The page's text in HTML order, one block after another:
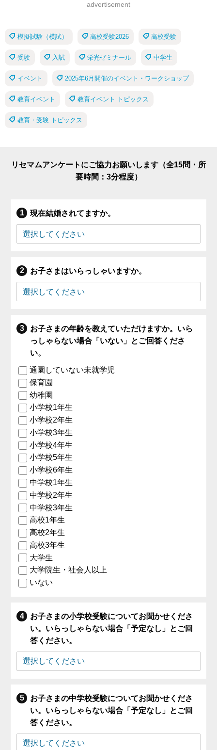
advertisement
模擬試験（模試） 高校受験2026 高校受験
受験 入試 栄光ゼミナール 中学生
イベント 2025年6月開催のイベント・ワークショップ
教育イベント 教育イベント トピックス
教育・受験 トピックス
リセマムアンケートにご協力お願いします（全15問・所
要時間：3分程度）
現在結婚されてますか。
お子さまはいらっしゃいますか。
お子さまの年齢を教えていただけますか。いら
っしゃらない場合「いない」とご回答くださ
い。
通園していない未就学児
保育園
幼稚園
小学校1年生
小学校2年生
小学校3年生
小学校4年生
小学校5年生
小学校6年生
中学校1年生
中学校2年生
中学校3年生
高校1年生
高校2年生
高校3年生
大学生
大学院生・社会人以上
いない
お子さまの小学校受験についてお聞かせくださ
い。いらっしゃらない場合「予定なし」とご回
答ください。
お子さまの中学校受験についてお聞かせくださ
い。いらっしゃらない場合「予定なし」とご回
答ください。